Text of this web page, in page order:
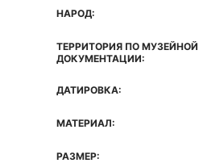
НАРОД:
ТЕРРИТОРИЯ ПО МУЗЕЙНОЙ
ДОКУМЕНТАЦИИ:
ДАТИРОВКА:
МАТЕРИАЛ:
РАЗМЕР: